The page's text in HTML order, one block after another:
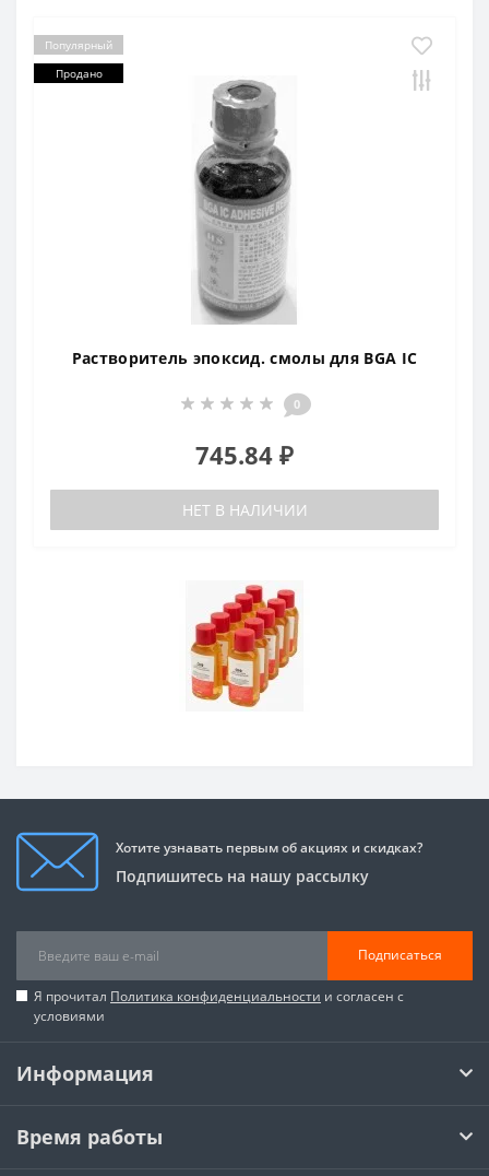
Популярный
Продано
Растворитель эпоксид. смолы для BGA IC
0
745.84 ₽
НЕТ В НАЛИЧИИ
Хотите узнавать первым об акциях и скидках?
Подпишитесь на нашу рассылку
Подписаться
Я прочитал Политика конфиденциальности и согласен с
условиями
Информация
Время работы